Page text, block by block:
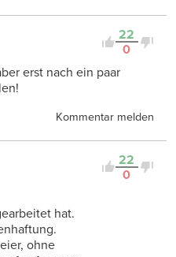
22
0
erst nach ein paar
Kommentar melden
22
0
hat.
ohne